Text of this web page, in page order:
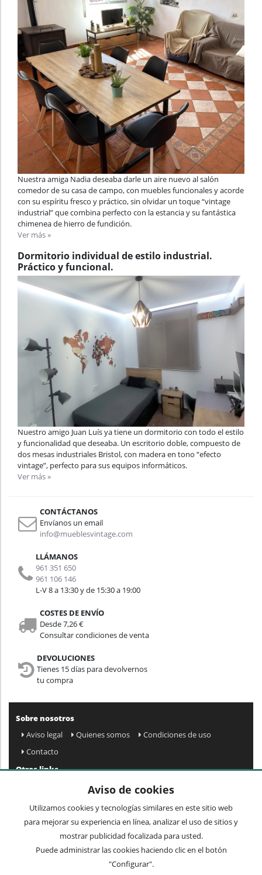
Nuestra amiga Nadia deseaba darle un aire nuevo al salón
comedor de su casa de campo, con muebles funcionales y acorde
con su espíritu fresco y práctico, sin olvidar un toque “vintage
industrial” que combina perfecto con la estancia y su fantástica
chimenea de hierro de fundición.
Ver más »
Dormitorio individual de estilo industrial.
Práctico y funcional.
Nuestro amigo Juan Luís ya tiene un dormitorio con todo el estilo
y funcionalidad que deseaba. Un escritorio doble, compuesto de
dos mesas industriales Bristol, con madera en tono “efecto
vintage”, perfecto para sus equipos informáticos.
Ver más »
CONTÁCTANOS
Envíanos un email
info@mueblesvintage.com
LLÁMANOS
961 351 650
961 106 146
L-V 8 a 13:30 y de 15:30 a 19:00
COSTES DE ENVÍO
Desde 7,26 €
Consultar condiciones de venta
DEVOLUCIONES
Tienes 15 días para devolvernos
tu compra
Sobre nosotros
Aviso legal
Quienes somos
Condiciones de uso
Contacto
Otros links
Preguntas frecuentes
Mi cuenta
Condiciones de envío y devolución
Newsletter
Acepto privacidad
Aviso de cookies
Utilizamos cookies y tecnologías similares en este sitio web
para mejorar su experiencia en línea, analizar el uso de sitios y
mostrar publicidad focalizada para usted.
Puede administrar las cookies haciendo clic en el botón
"Configurar".